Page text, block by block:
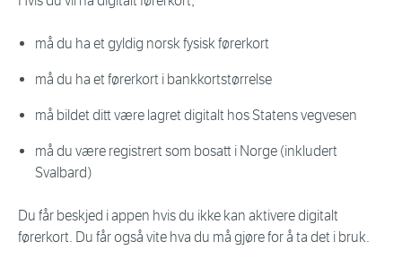
må du ha et gyldig norsk fysisk førerkort
må du ha et førerkort i bankkortstørrelse
må bildet ditt være lagret digitalt hos Statens vegvesen
må du være registrert som bosatt i Norge (inkludert
Svalbard)
Du får beskjed i appen hvis du ikke kan aktivere digitalt
førerkort. Du får også vite hva du må gjøre for å ta det i bruk.